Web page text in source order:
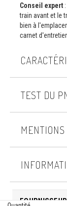
Conseil expert
train avant et le
bien à
carnet
TEST DU
FOURNISSEUR